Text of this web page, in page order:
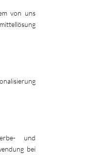
von uns
und
bei